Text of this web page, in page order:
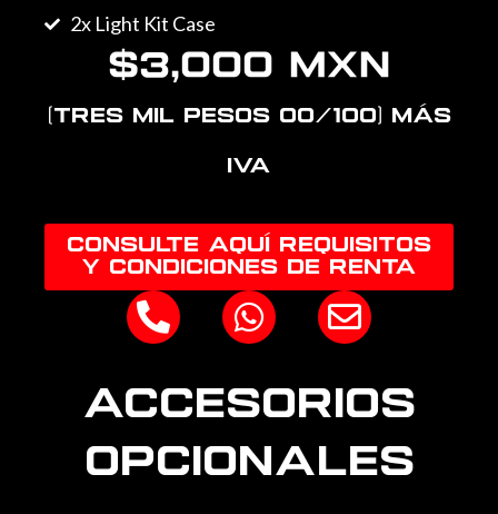
2x Light Kit Case
$3,000 MXN
(Tres mil pesos 00/100) más
IVA
CONSULTE AQUÍ REQUISITOS
Y CONDICIONES DE RENTA
P
h
n
e
-
W
h
t
s
a
E
n
e
l
o
Accesorios
OPCIONALES